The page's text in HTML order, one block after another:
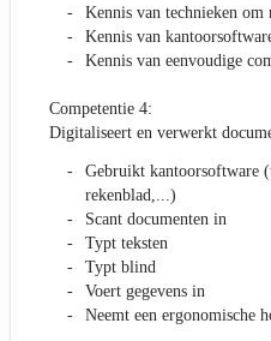
Kennis van technieken om
Kennis van
Kennis van eenvoudige
Competentie 4:
Digitaliseert en verwerkt
Gebruikt kantoorsoftware
rekenblad,...)
Scant documenten in
Typt teksten
Typt blind
Voert gegevens in
Neemt een ergonomische